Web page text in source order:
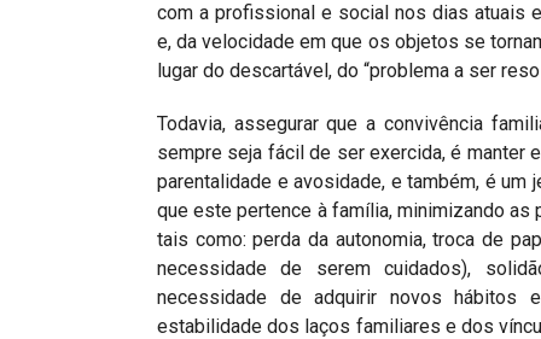
com a profissional e social nos dias atuais
e, da velocidade em que os objetos se
lugar do descartável, do “problema a ser
Todavia, assegurar que a convivência
sempre seja fácil de ser exercida, é manter
parentalidade e avosidade, e também, é
que este pertence à família, minimizando
tais como: perda da autonomia, troca de
necessidade de serem cuidados),
necessidade de adquirir novos hábitos
estabilidade dos laços familiares e dos